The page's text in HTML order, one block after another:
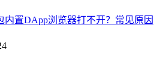
内置DApp浏览器打不开？常见原因